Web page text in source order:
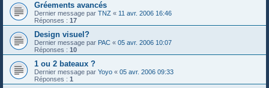
Gréements avancés
Dernier message par TNZ « 11 avr. 2006 16:46
Réponses : 17
Design visuel?
Dernier message par PAC « 05 avr. 2006 10:07
Réponses : 10
1 ou 2 bateaux ?
Dernier message par Yoyo « 05 avr. 2006 09:33
Réponses : 1